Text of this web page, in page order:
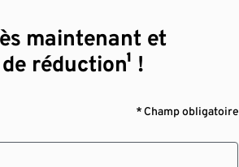
maintenant et
réduction¹ !
* Champ obligatoire